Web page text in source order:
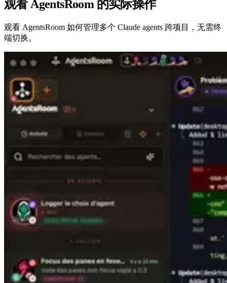
观看 AgentsRoom 的实际操作
观看 AgentsRoom 如何管理多个 Claude agents 跨项目，无需终
端切换。